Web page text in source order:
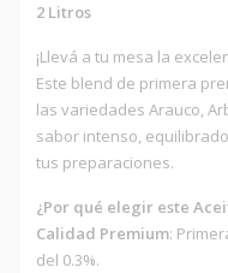
2 Litros
¡Llevá a tu mesa la
Este blend de primera
las variedades Arauco,
sabor intenso,
tus preparaciones.
¿Por qué elegir este
Calidad Premium:
del 0.3%.